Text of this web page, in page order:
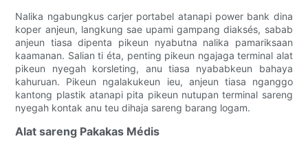
Nalika ngabungkus carjer portabel atanapi power bank dina
koper anjeun, langkung sae upami gampang diaksés, sabab
anjeun tiasa dipenta pikeun nyabutna nalika pamariksaan
kaamanan. Salian ti éta, penting pikeun ngajaga terminal alat
pikeun nyegah korsleting, anu tiasa nyababkeun bahaya
kahuruan. Pikeun ngalakukeun ieu, anjeun tiasa nganggo
kantong plastik atanapi pita pikeun nutupan terminal sareng
nyegah kontak anu teu dihaja sareng barang logam.
Alat sareng Pakakas Médis